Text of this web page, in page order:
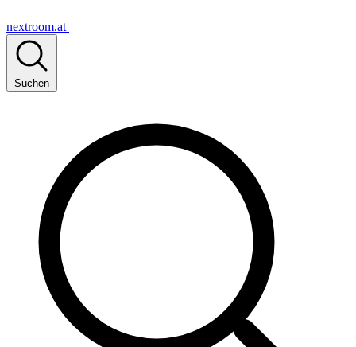
nextroom.at
Suchen